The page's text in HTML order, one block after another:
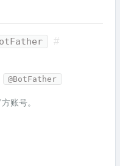
#
@BotFather
账号。